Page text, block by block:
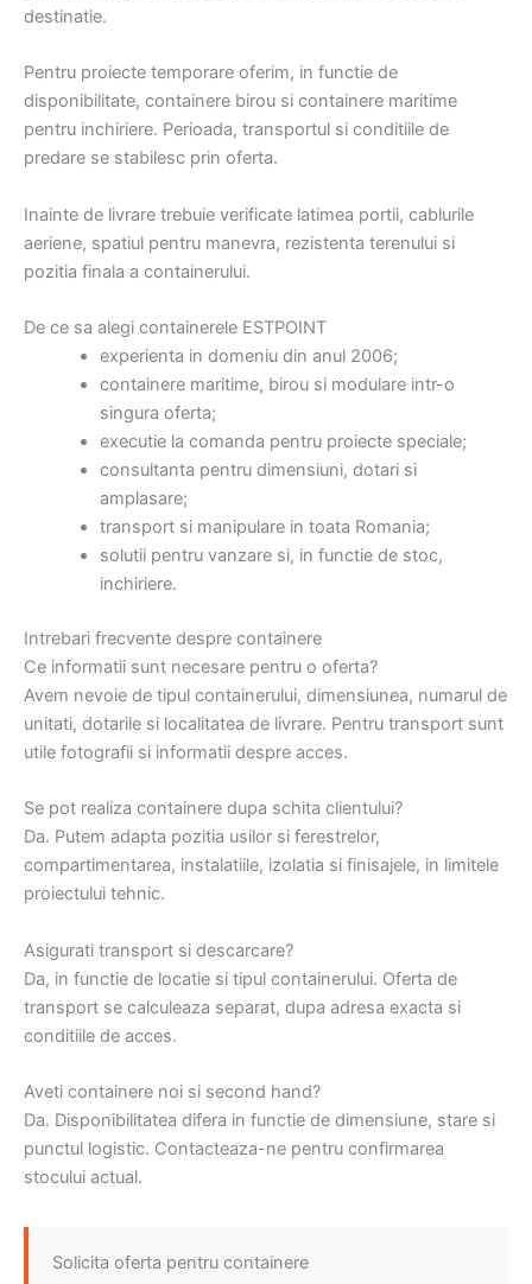
destinatie.
Pentru proiecte temporare oferim, in functie de
disponibilitate, containere birou si containere maritime
pentru inchiriere. Perioada, transportul si conditiile de
predare se stabilesc prin oferta.
Inainte de livrare trebuie verificate latimea portii, cablurile
aeriene, spatiul pentru manevra, rezistenta terenului si
pozitia finala a containerului.
De ce sa alegi containerele ESTPOINT
experienta in domeniu din anul 2006;
containere maritime, birou si modulare intr-o
singura oferta;
executie la comanda pentru proiecte speciale;
consultanta pentru dimensiuni, dotari si
amplasare;
transport si manipulare in toata Romania;
solutii pentru vanzare si, in functie de stoc,
inchiriere.
Intrebari frecvente despre containere
Ce informatii sunt necesare pentru o oferta?
Avem nevoie de tipul containerului, dimensiunea, numarul de
unitati, dotarile si localitatea de livrare. Pentru transport sunt
utile fotografii si informatii despre acces.
Se pot realiza containere dupa schita clientului?
Da. Putem adapta pozitia usilor si ferestrelor,
compartimentarea, instalatiile, izolatia si finisajele, in limitele
proiectului tehnic.
Asigurati transport si descarcare?
Da, in functie de locatie si tipul containerului. Oferta de
transport se calculeaza separat, dupa adresa exacta si
conditiile de acces.
Aveti containere noi si second hand?
Da. Disponibilitatea difera in functie de dimensiune, stare si
punctul logistic. Contacteaza-ne pentru confirmarea
stocului actual.
Solicita oferta pentru containere